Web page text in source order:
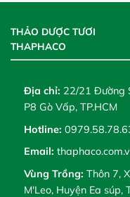
THẢO DƯỢC TƯƠI
THAPHACO
Địa chỉ: 22/21 Đường
P8 Gò Vấp, TP.HCM
Hotline:
Email:
Vùng Trồng: Thôn 7,
M'Leo, Huyện Ea súp,